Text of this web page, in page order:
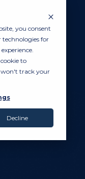
you consent
technologies for
to
won't track your
Decline